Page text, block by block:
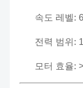
속도 레벨:
전력 범위:
모터 효율: